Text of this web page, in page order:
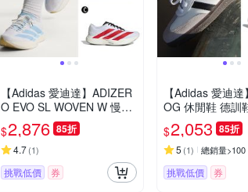
【Adidas 愛迪達】ADIZER
O EVO SL WOVEN W 慢跑
鞋 運動鞋 男女 A-JQ4526 B
-KI6959 精選三款
$2,876 85折
4.7(1)
挑戰低價 券
【Adidas 愛迪
OG 休閒鞋 德訓
男女 A-B75806
$2,053 85折
5 (1) 總銷量>100
挑戰低價 券